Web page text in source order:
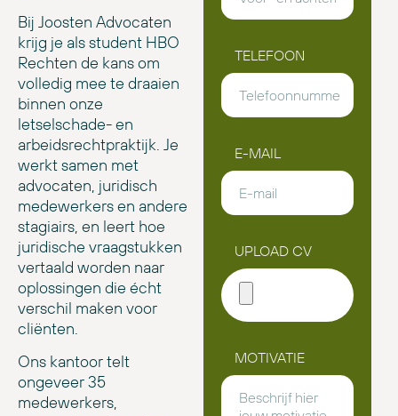
Bij Joosten Advocaten
krijg je als student HBO
Rechten de kans om
volledig mee te draaien
binnen onze
letselschade- en
arbeidsrechtpraktijk. Je
werkt samen met
advocaten, juridisch
medewerkers en andere
stagiairs, en leert hoe
juridische vraagstukken
vertaald worden naar
oplossingen die écht
verschil maken voor
cliënten.
Ons kantoor telt
ongeveer 35
medewerkers,
TELEFOON
E-MAIL
UPLOAD CV
MOTIVATIE